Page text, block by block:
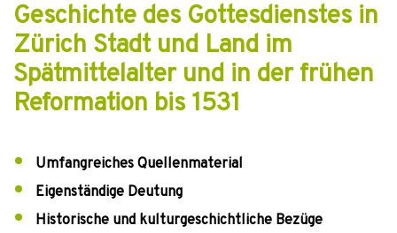
Geschichte des Gottesdienstes in
Zürich Stadt und Land im
Spätmittelalter und in der frühen
Reformation bis 1531
Umfangreiches Quellenmaterial
Eigenständige Deutung
Historische und kulturgeschichtliche Bezüge